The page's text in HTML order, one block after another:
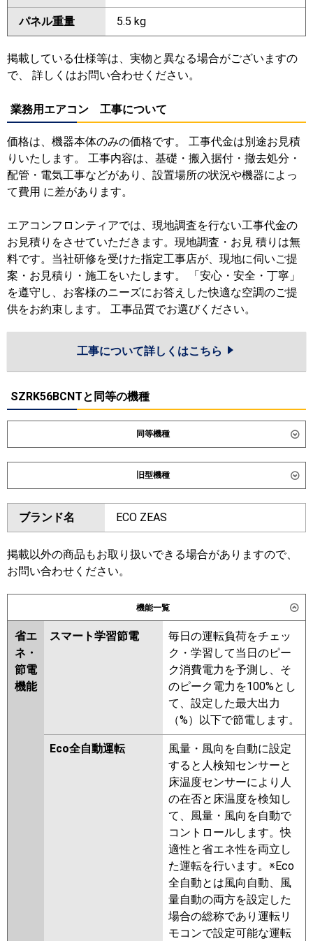
パネル重量 5.5 kg
掲載している仕様等は、実物と異なる場合がございますの
で、 詳しくはお問い合わせください。
業務用エアコン 工事について
価格は、機器本体のみの価格です。 工事代金は別途お見積
りいたします。 工事内容は、基礎・搬入据付・撤去処分・
配管・電気工事などがあり、設置場所の状況や機器によっ
て費用 に差があります。
エアコンフロンティアでは、現地調査を行ない工事代金の
お見積りをさせていただきます。現地調査・お見 積りは無
料です。当社研修を受けた指定工事店が、現地に伺いご提
案・お見積り・施工をいたします。 「安心・安全・丁寧」
を遵守し、お客様のニーズにお答えした快適な空調のご提
供をお約束します。 工事品質でお選びください。
工事について詳しくはこちら
SZRK56BCNTと同等の機種
同等機種
ダイキン SZRK56CT SZRK56CNT
東芝 GSSA05613XU GSSA05613MUB
三菱電機 PMZ-ERMP56F6
ERMP56FE6
日立 RCIS-GP56RSH11
三菱重工 FDTSV566H6S
パナソニック PA-P56D7HC PA-P56D7HNC
旧型機種
ダイキン SZRK56BYT SZRK56BYNT
SZRK56BJT
SZRK56BFT SZRK56BFNT
SZRK56BCT
RSSA05633XU RSSA05633M
RSSA05633X
ASSA05657M
三菱電機 PMZ-ERMP56F5
PMZ-
ERMP56FE5 PMZ-ERMP56FE4
PMZ-ERMP56F4 PMZ-ERMP56F3
PMZ-ERMP56FE3 PMZ-
ERMP56FE2 PMZ-ERMP56F2
PMZ-ERMP56FEZ PMZ-
ERMP56FZ PMZ-ERMP56FY
PMZ-ERMP56FEY PMZ-
ERMP56FEV PMZ-ERMP56FV
PMZ-ERMP56FER PMZ-
ERMP56FR
RCIS-GP56RSH9 RCIS-GP56RSH8
RCIS-GP56RSH7 RCIS-GP56RSH6
RCIS-GP56RSH5 RCIS-GP56RSH4
RCIS-GP56RSH3 RCIS-
GP56RSH2
ブランド名 ECO ZEAS
掲載以外の商品もお取り扱いできる場合がありますので、
お問い合わせください。
機能一覧
省エ
ネ・
節電
機能
スマート学習節電
毎日の運転負荷をチェッ
ク・学習して当日のピー
ク消費電力を予測し、そ
のピーク電力を100%とし
て、設定した最大出力
（%）以下で節電します。
Eco全自動運転
風量・風向を自動に設定
すると人検知センサーと
床温度センサーにより人
の在否と床温度を検知し
て、風量・風向を自動で
コントロールします。快
適性と省エネ性を両立し
た運転を行います。※Eco
全自動とは風向自動、風
量自動の両方を設定した
場合の総称であり運転リ
モコンで設定可能な運転